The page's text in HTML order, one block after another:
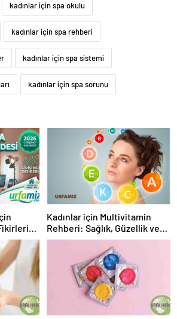
kadınlar için spa okulu
kadınlar için spa rehberi
kadınlar için spa sistemi
kadınlar için spa sorunu
Kadınlar için Multivitamin
Rehberi: Sağlık, Güzellik ve
Enerji